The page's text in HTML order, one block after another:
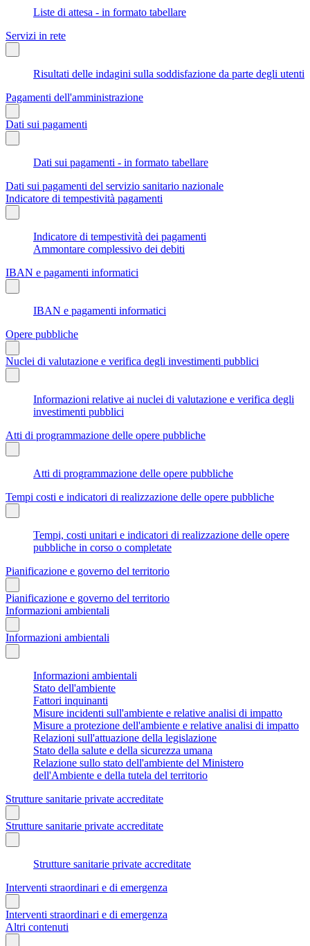
Liste di attesa - in formato tabellare
Servizi in rete
Risultati delle indagini sulla soddisfazione da parte degli utenti
Pagamenti dell'amministrazione
Dati sui pagamenti
Dati sui pagamenti - in formato tabellare
Dati sui pagamenti del servizio sanitario nazionale
Indicatore di tempestività pagamenti
Indicatore di tempestività dei pagamenti
Ammontare complessivo dei debiti
IBAN e pagamenti informatici
IBAN e pagamenti informatici
Opere pubbliche
Nuclei di valutazione e verifica degli investimenti pubblici
Informazioni relative ai nuclei di valutazione e verifica degli
investimenti pubblici
Atti di programmazione delle opere pubbliche
Atti di programmazione delle opere pubbliche
Tempi costi e indicatori di realizzazione delle opere pubbliche
Tempi, costi unitari e indicatori di realizzazione delle opere
pubbliche in corso o completate
Pianificazione e governo del territorio
Pianificazione e governo del territorio
Informazioni ambientali
Informazioni ambientali
Informazioni ambientali
Stato dell'ambiente
Fattori inquinanti
Misure incidenti sull'ambiente e relative analisi di impatto
Misure a protezione dell'ambiente e relative analisi di impatto
Relazioni sull'attuazione della legislazione
Stato della salute e della sicurezza umana
Relazione sullo stato dell'ambiente del Ministero
dell'Ambiente e della tutela del territorio
Strutture sanitarie private accreditate
Strutture sanitarie private accreditate
Strutture sanitarie private accreditate
Interventi straordinari e di emergenza
Interventi straordinari e di emergenza
Altri contenuti